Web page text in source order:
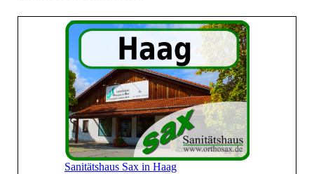
Sanitätshaus Sax in Haag